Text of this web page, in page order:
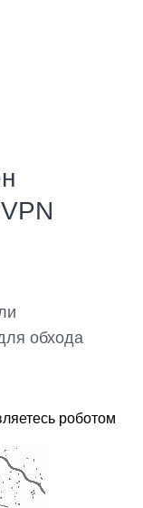
обхода
роботом